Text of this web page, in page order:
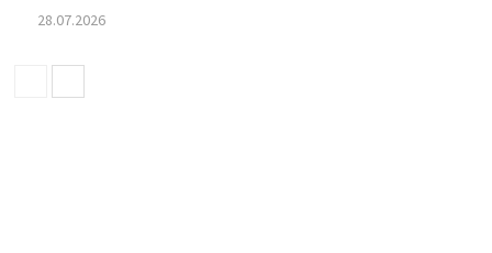
28.07.2026